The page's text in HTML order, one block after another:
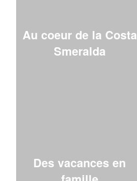
Au coeur de la Costa
Smeralda
Des vacances en